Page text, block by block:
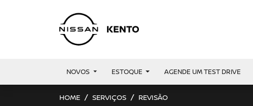
NOVOS ESTOQUE AGENDE UM TEST DRIVE
HOME SERVIÇOS REVISÃO